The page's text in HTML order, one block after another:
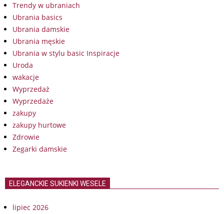
Trendy w ubraniach
Ubrania basics
Ubrania damskie
Ubrania męskie
Ubrania w stylu basic Inspiracje
Uroda
wakacje
Wyprzedaż
Wyprzedaże
zakupy
zakupy hurtowe
Zdrowie
Zegarki damskie
ELEGANCKIE SUKIENKI WESELE
lipiec 2026